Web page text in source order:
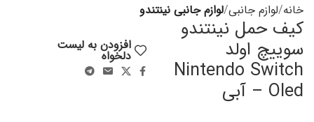
خانه لوازم جانبی لوازم جانبی نینتندو
کیف حمل نینتندو
سوییچ اولد
Nintendo Switch
Oled – آبی
افزودن به لیست
دلخواه